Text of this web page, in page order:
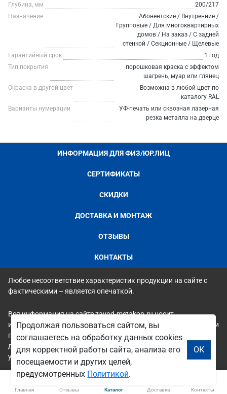
Глубина, мм
200/217
Назначение
Абонентские / Внутренние /
Групповые / Для многоквартирных
домов / На заказ / С задней
стенкой / Секционные / Щелевые
Гарантийный срок
1 год
Тип покрытия
порошковая краска с эффектом
шагрень, муар или глянец
Окраска в другой цвет
Возможна в любой цвет по
каталогу RAL
Варианты нумерации
УФ-печать или сквозная лазерная
резка металла на дверце
ИНФОРМАЦИЯ ДЛЯ ФИЗ/ЮР.ЛИЦ
СЕРТИФИКАТЫ
СКИДКИ
ДОСТАВКА И МОНТАЖ
ОТЗЫВЫ
КОНТАКТЫ
Любое несоответствие характеристик продукции на сайте с
фактическими – является опечаткой.
Вся информация на сайте zavod-metakon.ru носит
исключительно ознакомительный и справочный характер и ни
при каких условиях не является публичной офертой. Всю
дополнительную информацию можно узнать по телефонам
указанным на сайте.
Главная Отзывы Каталог Доставка Контакты
Продолжая пользоваться сайтом, вы
соглашаетесь на обработку данных cookies
для корректной работы сайта, анализа его
посещаемости и других целей,
предусмотренных Политикой.
ОК